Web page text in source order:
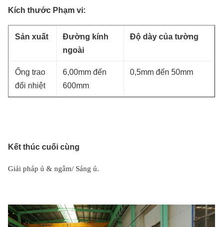
Kích thước Phạm vi:
Sản xuất
Đường kính
ngoài
Độ dày của tường
Ống trao
đổi nhiệt
6,00mm đến
600mm
0,5mm đến 50mm
Kết thúc cuối cùng
Giải pháp ủ & ngâm/ Sáng ủ.